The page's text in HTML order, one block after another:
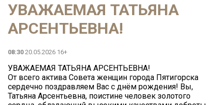
УВАЖАЕМАЯ ТАТЬЯНА
АРСЕНТЬЕВНА!
08:30 20.05.2026 16+
УВАЖАЕМАЯ ТАТЬЯНА АРСЕНТЬЕВНА!
От всего актива Совета женщин города Пятигорска
сердечно поздравляем Вас с днём рождения! Вы,
Татьяна Арсентьевна, поистине человек золотого